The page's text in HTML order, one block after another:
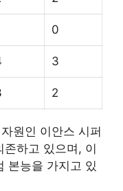
0
3
2
원인 이안스 시퍼
하고 있으며, 이
본능을 가지고 있